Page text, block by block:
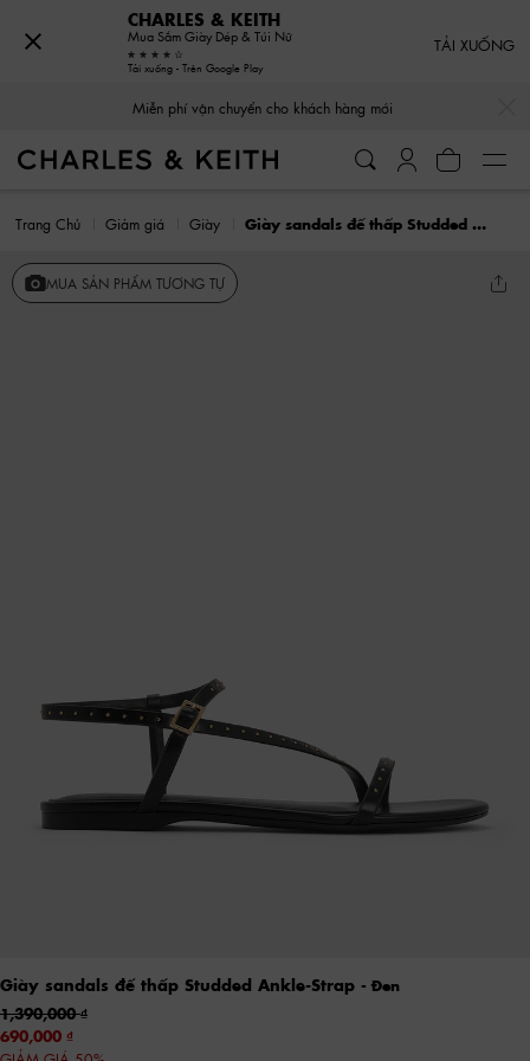
Miễn phí vận chuyển cho khách hàng mới
Trang Chủ Giảm giá Giày Giày sandals đế thấp Studded Ankle-Strap
MUA SẢN PHẨM TƯƠNG TỰ
Giày sandals đế thấp Studded Ankle-Strap - Đen
1,390,000
690,000
CHARLES & KEITH
Mua Sắm Giày Dép & Túi Nữ
Tải xuống - Trên Google Play
TẢI XUỐNG